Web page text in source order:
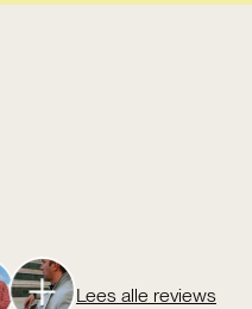
Lees alle reviews